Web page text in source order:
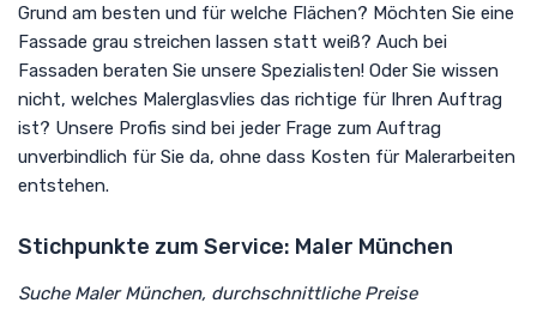
Grund am besten und für welche Flächen? Möchten Sie eine
Fassade grau streichen lassen statt weiß? Auch bei
Fassaden beraten Sie unsere Spezialisten! Oder Sie wissen
nicht, welches Malerglasvlies das richtige für Ihren Auftrag
ist? Unsere Profis sind bei jeder Frage zum Auftrag
unverbindlich für Sie da, ohne dass Kosten für Malerarbeiten
entstehen.
Stichpunkte zum Service: Maler München
Suche MalerMünchen, durchschnittliche Preise